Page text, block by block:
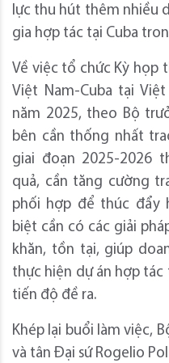
lực thu hút thêm nhiều
gia hợp tác tại Cuba
Về việc tổ chức Kỳ họp
Việt Nam-Cuba tại
năm 2025, theo Bộ
bên cần thống nhất
giai đoạn 2025-2026
quả, cần tăng cường
phối hợp để thúc đẩy
biệt cần có các giải
khăn, tồn tại, giúp
thực hiện dự án hợp
tiến độ đề ra.
Khép lại buổi làm việc,
và tân Đại sứ Rogelio